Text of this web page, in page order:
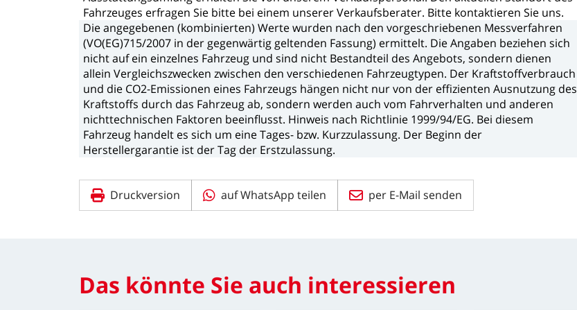
Fahrzeuges erfragen Sie bitte bei einem unsererVerkaufsberater. Bitte kontaktieren Sie uns.
Dieangegebenen (kombinierten) Wertewurden nach den vorgeschriebenen Messverfahren
(VO(EG)715/2007 in der gegenwärtig geltenden Fassung) ermittelt. DieAngaben beziehen sich
nichtauf ein einzelnes Fahrzeug und sind nicht Bestandteil des Angebots, sondern dienen
allein Vergleichszwecken zwischen den verschiedenen Fahrzeugtypen. Der Kraftstoffverbrauch
und die CO2-Emissionen eines Fahrzeugs hängen nicht nurvon der effizienten Ausnutzung des
Kraftstoffs durch das Fahrzeugab, sondern werden auch vom Fahrverhalten und anderen
nichttechnischen Faktoren beeinflusst. Hinweis nach Richtlinie 1999/94/EG. Bei diesem
Fahrzeug handelt es sich um eineTages- bzw. Kurzzulassung. Der Beginn der
Herstellergarantie ist derTag der Erstzulassung.
Druckversion auf WhatsApp teilen per E-Mail senden
Das könnte Sie auch interessieren